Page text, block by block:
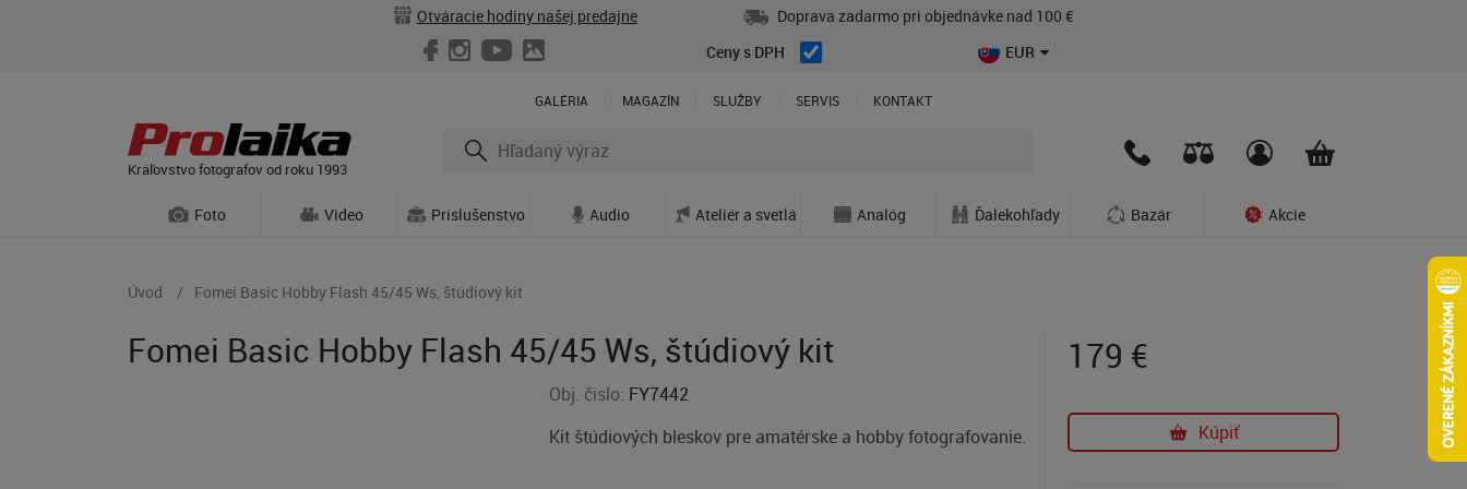
Otváracie hodiny našej predajne
Doprava zadarmo pri objednávke nad 100 €
Ceny s DPH
EUR
GALÉRIA MAGAZÍN SLUŽBY SERVIS KONTAKT
Kráľovstvo fotografov od roku 1993
Foto Video Príslušenstvo Audio Ateliér a svetlá Analóg Ďalekohľady Bazár Akcie
Úvod Fomei Basic Hobby Flash 45/45 Ws, štúdiový kit
Fomei Basic Hobby Flash 45/45 Ws, štúdiový kit
Obj. čislo: FY7442
Kit štúdiových bleskov pre amatérske a hobby fotografovanie.
179 €
Kúpiť